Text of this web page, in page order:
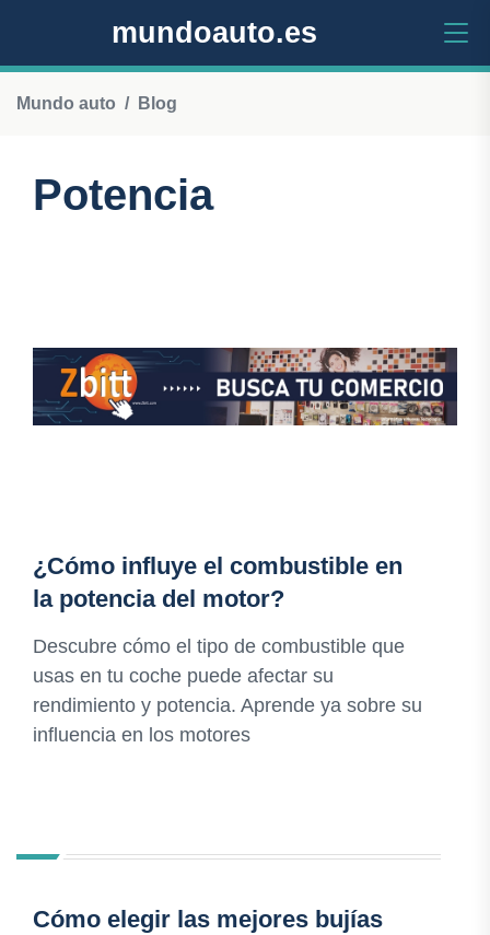
mundoauto.es
Mundo auto Blog
Potencia
¿Cómo influye el combustible en
la potencia del motor?
Descubre cómo el tipo de combustible que
usas en tu coche puede afectar su
rendimiento y potencia. Aprende ya sobre su
influencia en los motores
Cómo elegir las mejores bujías